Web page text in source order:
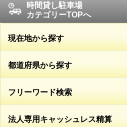
時間貸し駐車場
カテゴリーTOPへ
現在地から探す
都道府県から探す
フリーワード検索
法人専用キャッシュレス精算